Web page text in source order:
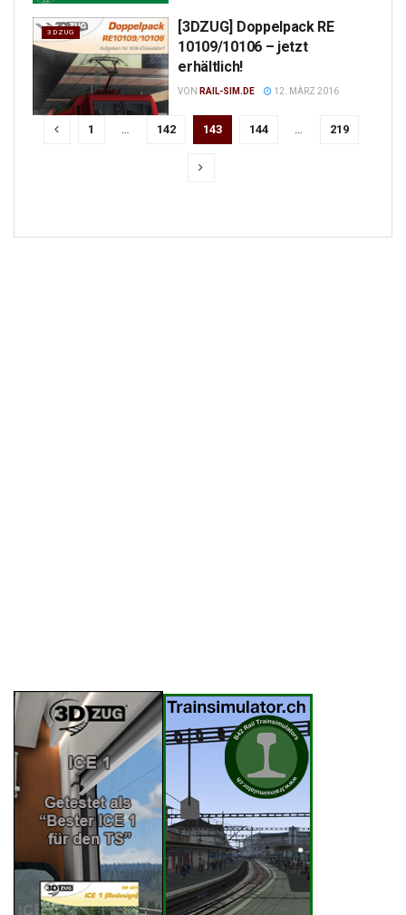
3DZUG
[3DZUG] Doppelpack RE
10109/10106 – jetzt
erhältlich!
VON RAIL-SIM.DE 12. MÄRZ 2016
1 142 143 144 219